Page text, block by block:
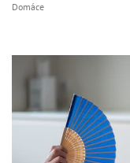
Domáce